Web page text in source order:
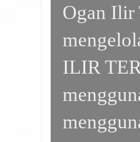
Ogan Ilir
ILIR